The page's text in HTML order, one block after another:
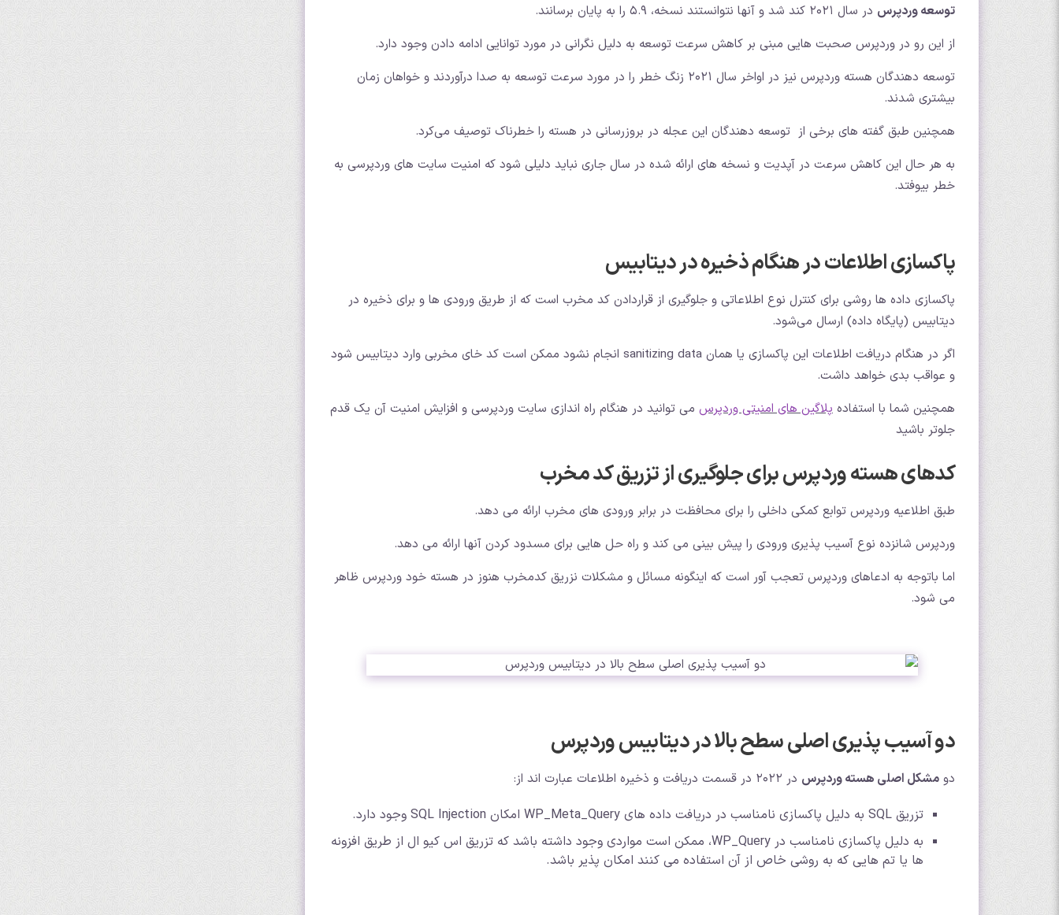
توسعه وردپرس در سال 2021 کند شد و آنها نتوانستند نسخه، 5.9 را به پایان برسانند.
از این رو در وردپرس صحبت هایی مبنی بر کاهش سرعت توسعه به دلیل نگرانی در مورد توانایی ادامه دادن وجود دارد.
توسعه دهندگان هسته وردپرس نیز در اواخر سال 2021 زنگ خطر را در مورد سرعت توسعه به صدا درآوردند و خواهان زمان
بیشتری شدند.
همچنین طبق گفته های برخی از توسعه دهندگان این عجله در بروزرسانی در هسته را خطرناک توصیف می‌کرد.
به هر حال این کاهش سرعت در آپدیت و نسخه های ارائه شده در سال جاری نباید دلیلی شود که امنیت سایت های وردپرسی به
خطر بیوفتد.
پاکسازی اطلاعات در هنگام ذخیره در دیتابیس
پاکسازی داده ها روشی برای کنترل نوع اطلاعاتی و جلوگیری از قراردادن کد مخرب است که از طریق ورودی ها و برای ذخیره در
دیتابیس (پایگاه داده) ارسال می‌شود.
اگر در هنگام دریافت اطلاعات این پاکسازی یا همان sanitizing data انجام نشود ممکن است کد خای مخربی وارد دیتابیس شود
و عواقب بدی خواهد داشت.
همچنین شما با استفاده پلاگین های امنیتی وردپرس می توانید در هنگام راه اندازی سایت وردپرسی و افزایش امنیت آن یک قدم
جلوتر باشید
کدهای هسته وردپرس برای جلوگیری از تزریق کد مخرب
طبق اطلاعیه وردپرس توابع کمکی داخلی را برای محافظت در برابر ورودی های مخرب ارائه می دهد.
وردپرس شانزده نوع آسیب پذیری ورودی را پیش بینی می کند و راه حل هایی برای مسدود کردن آنها ارائه می دهد.
اما باتوجه به ادعاهای وردپرس تعجب آور است که اینگونه مسائل و مشکلات نزریق کدمخرب هنوز در هسته خود وردپرس ظاهر
می شود.
دو آسیب پذیری اصلی سطح بالا در دیتابیس وردپرس
دو مشکل اصلی هسته وردپرس در 2022 در قسمت دریافت و ذخیره اطلاعات عبارت اند از:
تزریق SQL به دلیل پاکسازی نامناسب در دریافت داده های WP_Meta_Query امکان SQL Injection وجود دارد.
به دلیل پاکسازی نامناسب در WP_Query، ممکن است مواردی وجود داشته باشد که تزریق اس کیو ال از طریق افزونه
ها یا تم هایی که به روشی خاص از آن استفاده می کنند امکان پذیر باشد.